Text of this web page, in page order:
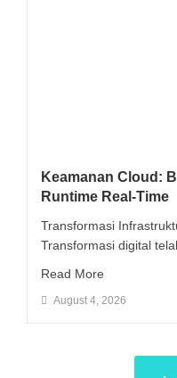
Keamanan Cloud:
Runtime Real-Time
Transformasi
Transformasi digital
Read More
August 4, 2026